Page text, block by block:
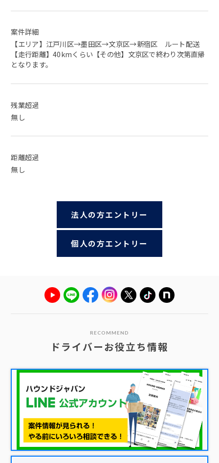
案件詳細
【エリア】江戸川区→墨田区→文京区→新宿区 ルート配送
【走行距離】40kmくらい【その他】文京区で終わり次第直帰
となります。
残業超過
無し
距離超過
無し
法人の方エントリー
個人の方エントリー
RECOMMEND
ドライバーお役立ち情報